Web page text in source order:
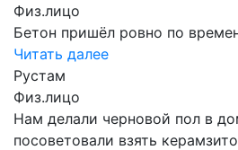
Физ.лицо
Бетон пришёл ровно по
Читать далее
Рустам
Физ.лицо
Нам делали черновой пол в
посоветовали взять